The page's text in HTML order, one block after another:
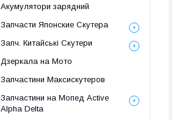
Акумулятори зарядний
Запчасти Японские Скутера
Запч. Китайські Скутери
Дзеркала на Мото
Запчастини Максискутеров
Запчастини на Мопед Active
Alpha Delta